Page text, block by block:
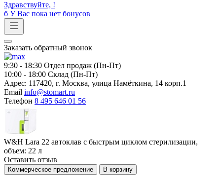
Здравствуйте, !
б У Вас пока нет бонусов
Заказать обратный звонок
9:30 - 18:30 Отдел продаж (Пн-Пт)
10:00 - 18:00 Склад (Пн-Пт)
Адрес: 117420, г. Москва, улица Намёткина, 14 корп.1
Email info@stomart.ru
Телефон 8 495 646 01 56
W&H Lara 22 автоклав с быстрым циклом стерилизации,
объем: 22 л
Оставить отзыв
Коммерческое предложение В корзину